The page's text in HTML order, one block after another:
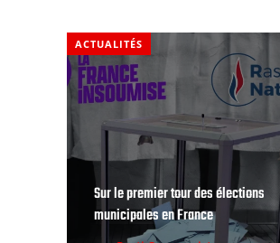
ACTUALITÉS
Sur le premier tour des élections
municipales en France